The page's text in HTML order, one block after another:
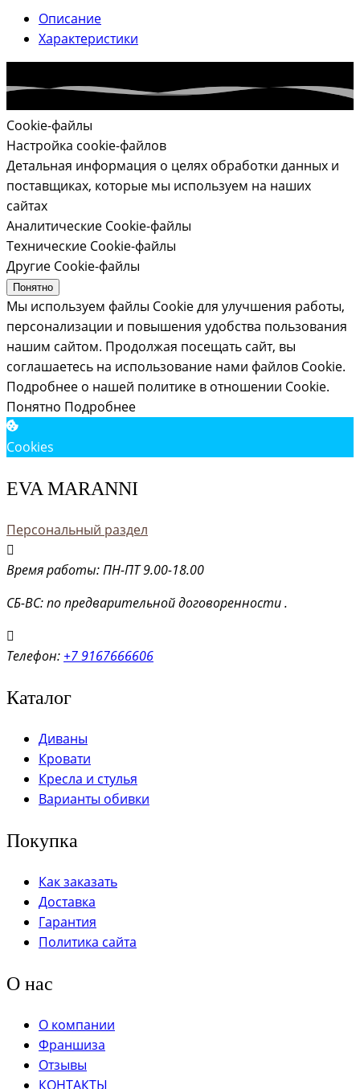
Описание
Характеристики
Cookie-файлы
Настройка cookie-файлов
Детальная информация о целях обработки данных и
поставщиках, которые мы используем на наших
сайтах
Аналитические Cookie-файлы
Технические Cookie-файлы
Другие Cookie-файлы
Понятно
Мы используем файлы Cookie для улучшения работы,
персонализации и повышения удобства пользования
нашим сайтом. Продолжая посещать сайт, вы
соглашаетесь на использование нами файлов Cookie.
Подробнее о нашей политике в отношении Cookie.
Понятно Подробнее
Cookies
EVA MARANNI
Персональный раздел
Время работы: ПН-ПТ 9.00-18.00
СБ-ВС: по предварительной договоренности .
Телефон: +7 9167666606
Каталог
Диваны
Кровати
Кресла и стулья
Варианты обивки
Покупка
Как заказать
Доставка
Гарантия
Политика сайта
О нас
О компании
Франшиза
Отзывы
КОНТАКТЫ